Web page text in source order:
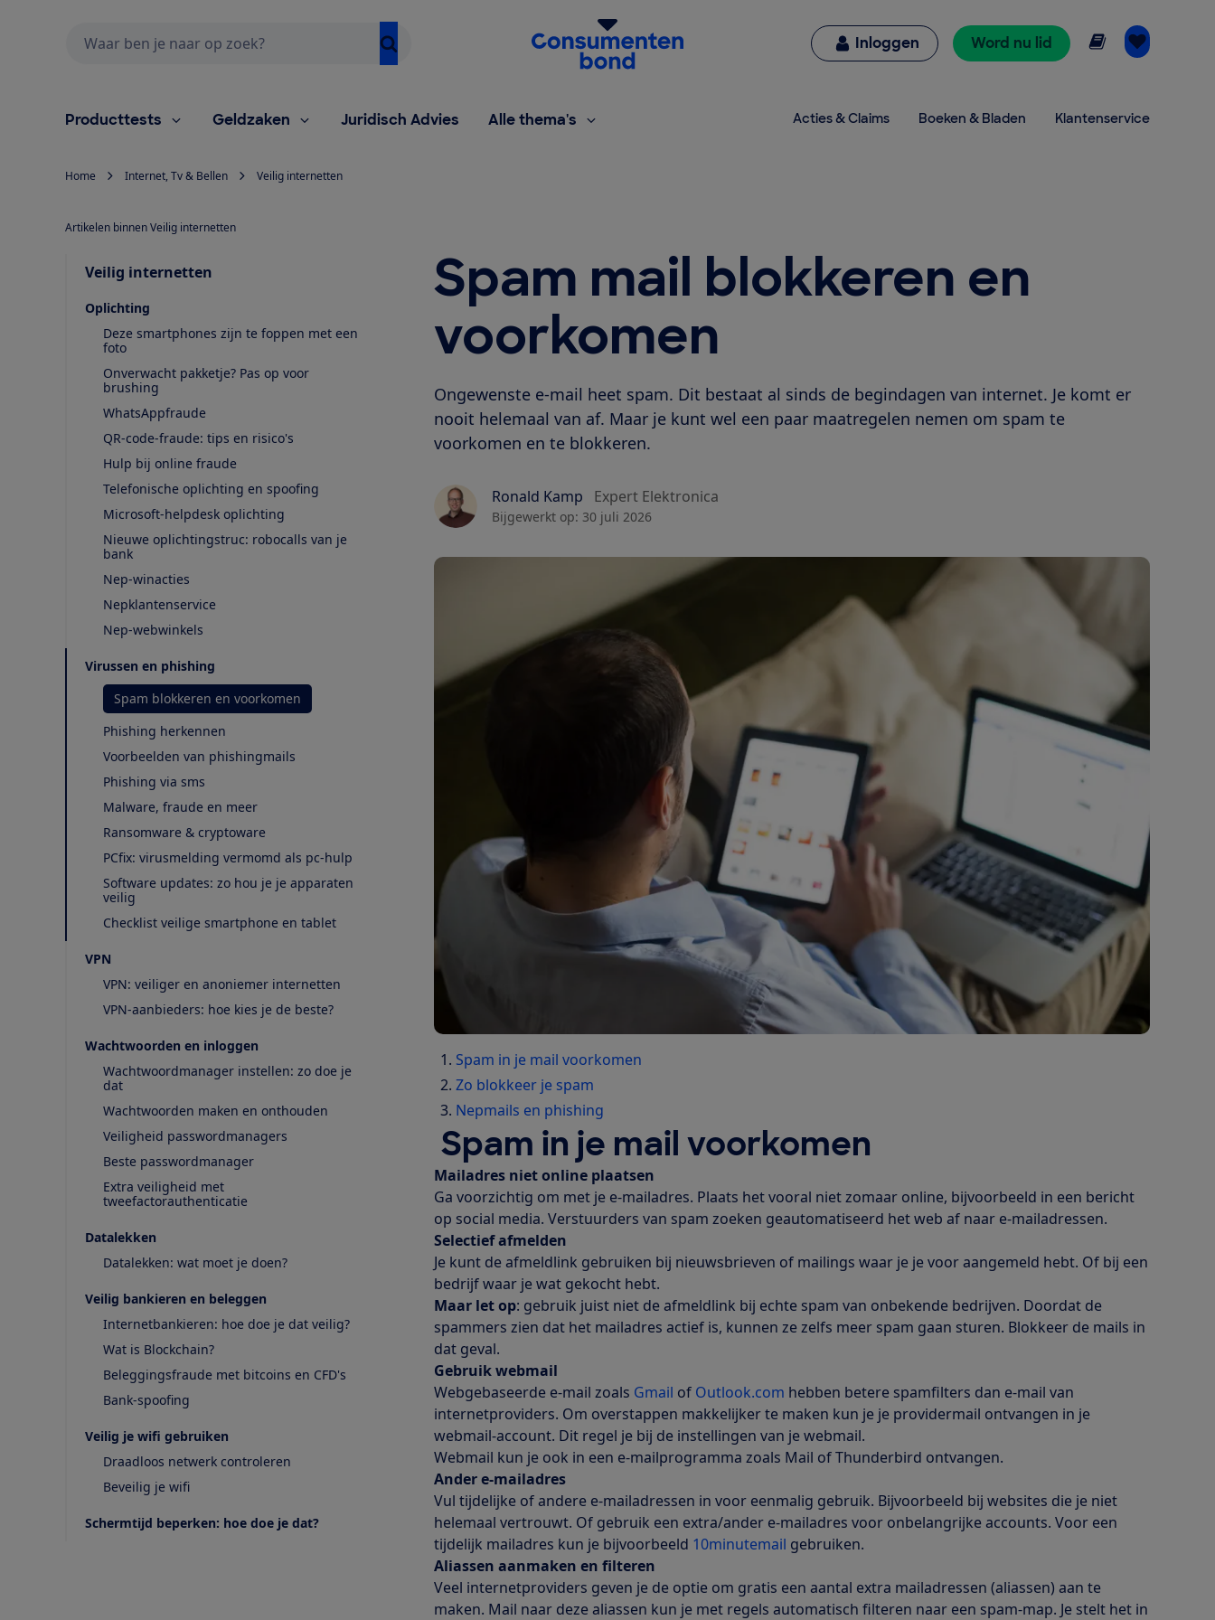
Homepage van de Consumentenbond
Inloggen Word nu lid Online lezen
Producttests Geldzaken Juridisch Advies Alle thema's Acties & Claims Boeken & Bladen Klantenservice
Home Internet, Tv & Bellen Veilig internetten
Spam mail blokkeren en
voorkomen
Ongewenste e-mail heet spam. Dit bestaat al sinds de begindagen van internet. Je komt er
nooit helemaal van af. Maar je kunt wel een paar maatregelen nemen om spam te
voorkomen en te blokkeren.
Ronald Kamp Expert Elektronica
Bijgewerkt op: 30 juli 2026
Spam in je mail voorkomen
Zo blokkeer je spam
Nepmails en phishing
Spam in je mail voorkomen
Mailadres niet online plaatsen
Ga voorzichtig om met je e-mailadres. Plaats het vooral niet zomaar online, bijvoorbeeld in een bericht
op social media. Verstuurders van spam zoeken geautomatiseerd het web af naar e-mailadressen.
Selectief afmelden
Je kunt de afmeldlink gebruiken bij nieuwsbrieven of mailings waar je je voor aangemeld hebt. Of bij een
bedrijf waar je wat gekocht hebt.
Maar let op: gebruik juist niet de afmeldlink bij echte spam van onbekende bedrijven. Doordat de
spammers zien dat het mailadres actief is, kunnen ze zelfs meer spam gaan sturen. Blokkeer de mails in
dat geval.
Gebruik webmail
Webgebaseerde e-mail zoals Gmail of Outlook.com hebben betere spamfilters dan e-mail van
internetproviders. Om overstappen makkelijker te maken kun je je providermail ontvangen in je
webmail-account. Dit regel je bij de instellingen van je webmail.
Webmail kun je ook in een e-mailprogramma zoals Mail of Thunderbird ontvangen.
Ander e-mailadres
Vul tijdelijke of andere e-mailadressen in voor eenmalig gebruik. Bijvoorbeeld bij websites die je niet
helemaal vertrouwt. Of gebruik een extra/ander e-mailadres voor onbelangrijke accounts. Voor een
tijdelijk mailadres kun je bijvoorbeeld 10minutemail gebruiken.
Aliassen aanmaken en filteren
Veel internetproviders geven je de optie om gratis een aantal extra mailadressen (aliassen) aan te
maken. Mail naar deze aliassen kun je met regels automatisch filteren naar een spam-map. Je stelt het in
Artikelen binnen Veilig internetten
Veilig internetten
Oplichting
Deze smartphones zijn te foppen met een
foto
Onverwacht pakketje? Pas op voor
brushing
WhatsAppfraude
QR-code-fraude: tips en risico's
Hulp bij online fraude
Telefonische oplichting en spoofing
Microsoft-helpdesk oplichting
Nieuwe oplichtingstruc: robocalls van je
bank
Nep-winacties
Nepklantenservice
Nep-webwinkels
Virussen en phishing
Spam blokkeren en voorkomen
Phishing herkennen
Voorbeelden van phishingmails
Phishing via sms
Malware, fraude en meer
Ransomware & cryptoware
PCfix: virusmelding vermomd als pc-hulp
Software updates: zo hou je je apparaten
veilig
Checklist veilige smartphone en tablet
VPN
VPN: veiliger en anoniemer internetten
VPN-aanbieders: hoe kies je de beste?
Wachtwoorden en inloggen
Wachtwoordmanager instellen: zo doe je
dat
Wachtwoorden maken en onthouden
Veiligheid passwordmanagers
Beste passwordmanager
Extra veiligheid met
tweefactorauthenticatie
Datalekken
Datalekken: wat moet je doen?
Veilig bankieren en beleggen
Internetbankieren: hoe doe je dat veilig?
Wat is Blockchain?
Beleggingsfraude met bitcoins en CFD's
Bank-spoofing
Veilig je wifi gebruiken
Draadloos netwerk controleren
Beveilig je wifi
Schermtijd beperken: hoe doe je dat?